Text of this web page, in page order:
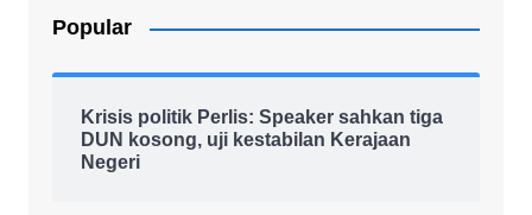
Popular
Krisis politik Perlis: Speaker sahkan tiga
DUN kosong, uji kestabilan Kerajaan
Negeri